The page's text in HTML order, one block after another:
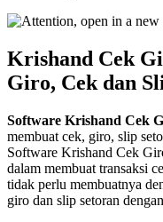
Krishand Cek
Giro, Cek dan
Software Krishand Cek
membuat cek, giro, slip
Software Krishand Cek
dalam membuat transaksi
tidak perlu membuatnya
giro dan slip setoran